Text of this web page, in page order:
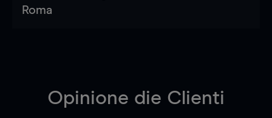
Roma
Opinione die Clienti